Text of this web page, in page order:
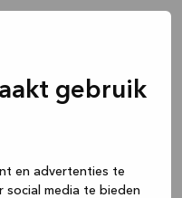
gebruik
en advertenties te
social media te bieden